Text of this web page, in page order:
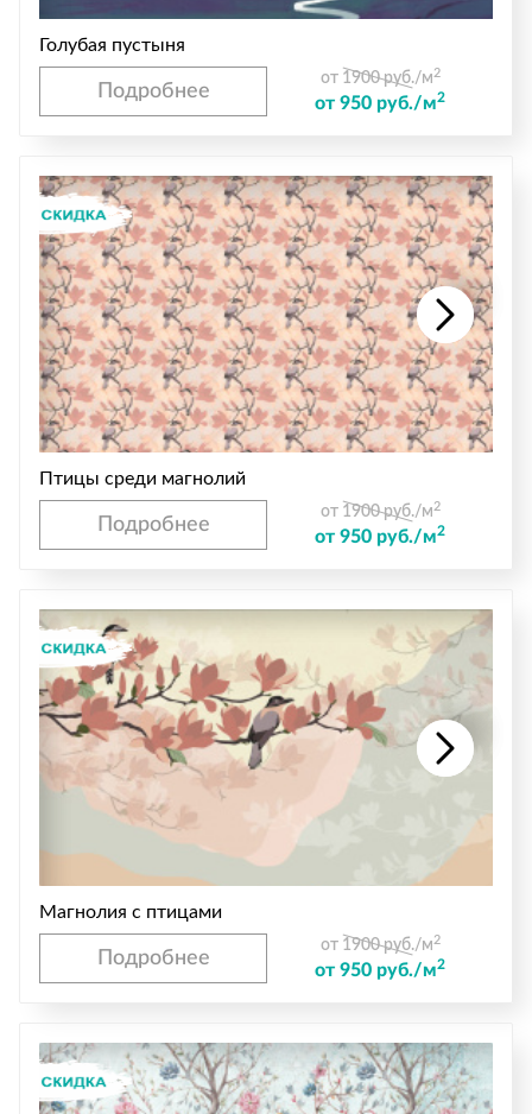
Голубая пустыня
Подробнее
от 1900 руб./м 2
от 950 руб./м2
Птицы среди магнолий
Подробнее
от 1900 руб./м 2
от 950 руб./м2
Магнолия с птицами
Подробнее
от 1900 руб./м 2
от 950 руб./м2